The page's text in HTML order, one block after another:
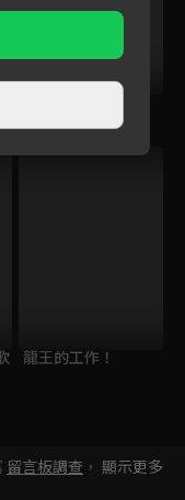
龍王的工作！
留言板調查 ， 顯示更多